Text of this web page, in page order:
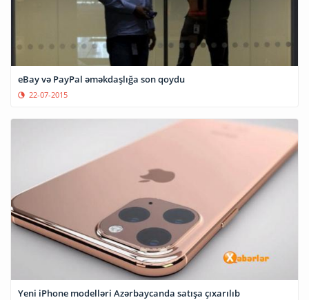
eBay və PayPal əməkdaşlığa son qoydu
22-07-2015
Yeni iPhone modelləri Azərbaycanda satışa çıxarılıb